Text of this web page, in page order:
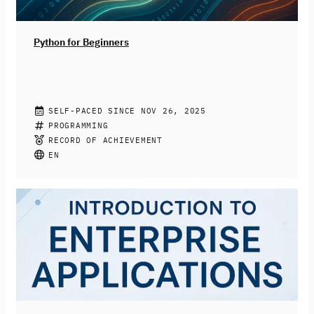
dabei, die Chancen KI-basierter Systeme zu nutzen und
Python for Beginners
CHRISTIAN DRUMM, STEPHAN JACOBS
Join this free online course to learn how to program
with Python. You’ll be introduced to the fundamentals
of the programming language like variables, data types,
end of the course, you’ll be able to write simple Python
programs to be prepared for your next programming
challenges.
SELF-PACED SINCE NOV 26, 2025
PROGRAMMING
RECORD OF ACHIEVEMENT
EN